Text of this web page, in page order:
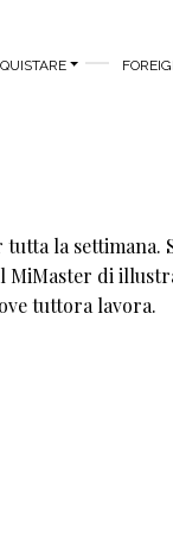
la settimana.
MiMaster di
tuttora lavora.